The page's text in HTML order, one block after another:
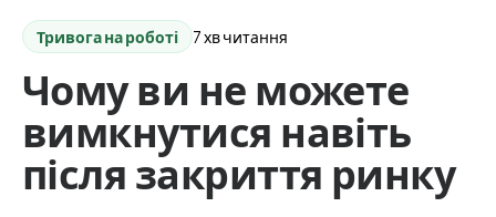
Тривога на роботі 7 хв читання
Чому ви не можете
вимкнутися навіть
після закриття ринку